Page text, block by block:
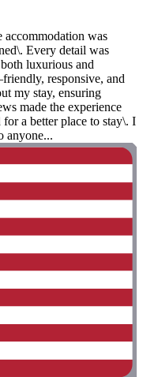
accommodation was
Every detail was
luxurious and
responsive, and
my stay, ensuring
made the experience
a better place to stay\. I
anyone...